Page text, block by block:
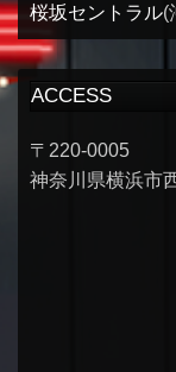
桜坂セントラル(
ACCESS
〒220-0005
神奈川県横浜市